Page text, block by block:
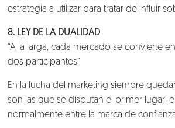
estrategia a utilizar para tratar de influir
8. LEY DE LA DUALIDAD
“A la larga, cada mercado se convierte
dos participantes”
En la lucha del marketing siempre
son las que se disputan el primer lugar;
normalmente entre la marca de